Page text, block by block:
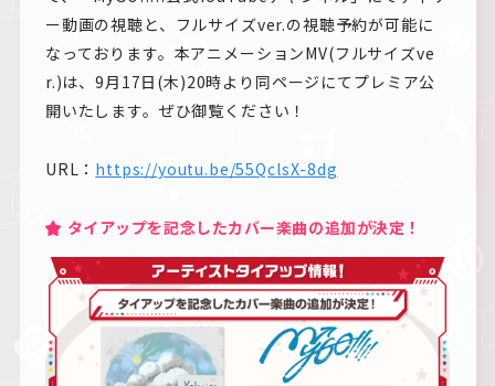
ー動画の視聴と、フルサイズver.の視聴予約が可能に
なっております。本アニメーションMV(フルサイズve
r.)は、9月17日(木)20時より同ページにてプレミア公
開いたします。ぜひ御覧ください！
URL： https://youtu.be/55QclsX-8dg
タイアップを記念したカバー楽曲の追加が決定！